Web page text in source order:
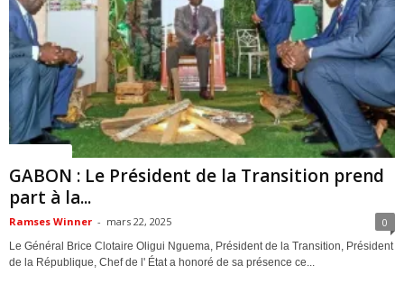
GABON : Le Président de la Transition prend
part à la...
Ramses Winner - mars 22, 2025 0
Le Général Brice Clotaire Oligui Nguema, Président de la Transition, Président
de la République, Chef de l' État a honoré de sa présence ce...